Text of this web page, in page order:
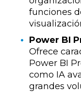
funciones
Power BI
Ofrece
Power BI
como IA
grandes